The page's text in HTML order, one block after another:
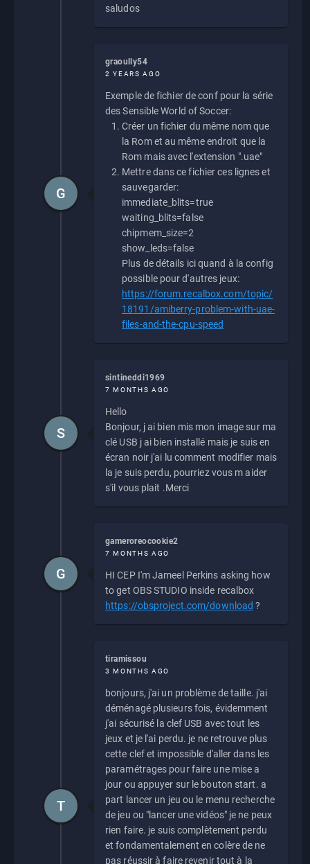
saludos
graoully54
2 YEARS AGO
Exemple de fichier de conf pour la série
des Sensible World of Soccer:
Créer un fichier du même nom que
la Rom et au même endroit que la
Rom mais avec l'extension ".uae"
Mettre dans ce fichier ces lignes et
sauvegarder:
immediate_blits=true
waiting_blits=false
chipmem_size=2
show_leds=false
Plus de détails ici quand à la config
possible pour d'autres jeux:
https://forum.recalbox.com/topic/
18191/amiberry-problem-with-uae-
files-and-the-cpu-speed
G
sintineddi1969
7 MONTHS AGO
Hello
Bonjour, j ai bien mis mon image sur ma
clé USB j ai bien installé mais je suis en
écran noir j'ai lu comment modifier mais
la je suis perdu, pourriez vous m aider
s'il vous plait .Merci
S
gameroreocookie2
7 MONTHS AGO
HI CEP I'm Jameel Perkins asking how
to get OBS STUDIO inside recalbox
https://obsproject.com/download ?
G
tiramissou
3 MONTHS AGO
bonjours, j'ai un problème de taille. j'ai
déménagé plusieurs fois, évidemment
j'ai sécurisé la clef USB avec tout les
jeux et je l'ai perdu. je ne retrouve plus
cette clef et impossible d'aller dans les
paramétrages pour faire une mise a
jour ou appuyer sur le bouton start. a
part lancer un jeu ou le menu recherche
de jeu ou "lancer une vidéos" je ne peux
rien faire. je suis complètement perdu
et fondamentalement en colère de ne
pas réussir à faire revenir tout à la
T